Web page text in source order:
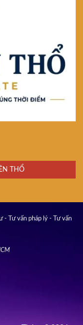
THỔ
- Tư vấn pháp lý - Tư vấn